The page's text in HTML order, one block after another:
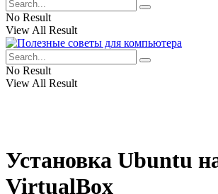
No Result
View All Result
No Result
View All Result
Установка Ubuntu
VirtualBox